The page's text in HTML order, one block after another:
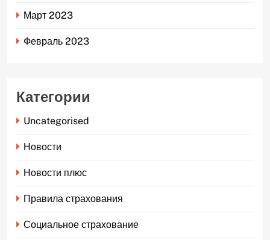
Март 2023
Февраль 2023
Категории
Uncategorised
Новости
Новости плюс
Правила страхования
Социальное страхование